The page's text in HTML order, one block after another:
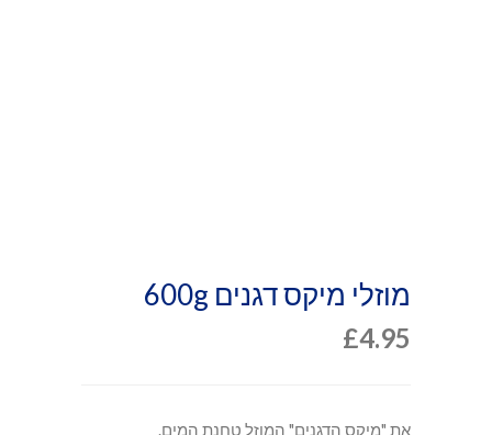
מוזלי מיקס דגנים 600g
£4.95
את "מיקס הדגנים" המוזל טחנת המים.